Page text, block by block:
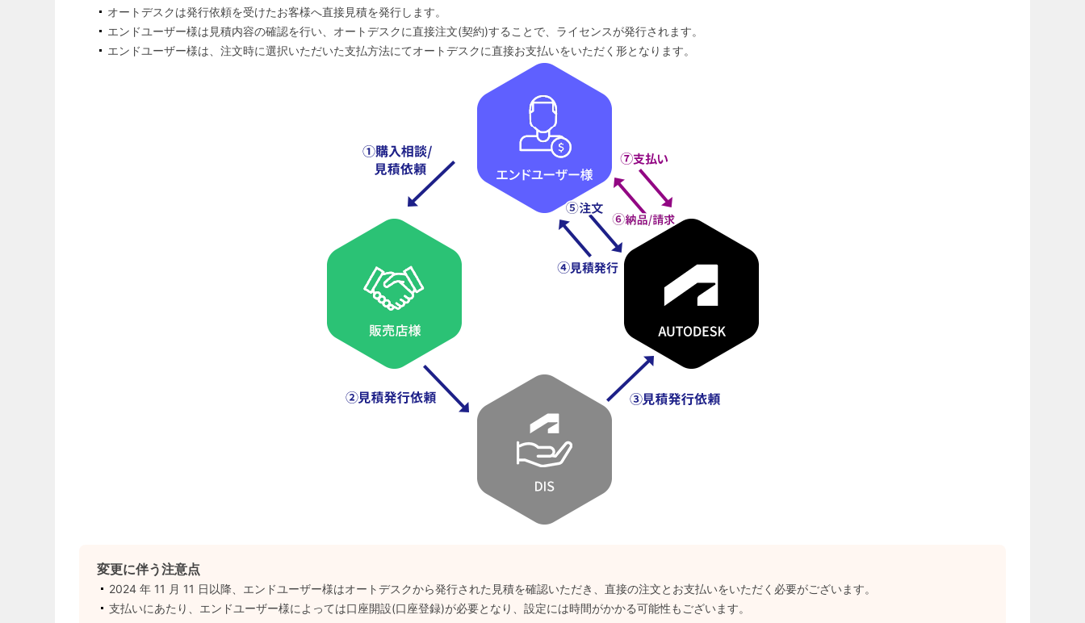
オートデスクは発行依頼を受けたお客様へ直接見積を発行します。
エンドユーザー様は見積内容の確認を行い、オートデスクに直接注文(契約)することで、ライセンスが発行されます。
エンドユーザー様は、注文時に選択いただいた支払方法にてオートデスクに直接お支払いをいただく形となります。
変更に伴う注意点
2024 年 11 月 11 日以降、エンドユーザー様はオートデスクから発行された見積を確認いただき、直接の注文とお支払いをいただく必要がございます。
支払いにあたり、エンドユーザー様によっては口座開設(口座登録)が必要となり、設定には時間がかかる可能性もございます。